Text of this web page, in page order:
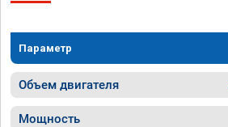
Параметр
Объем двигателя
Мощность